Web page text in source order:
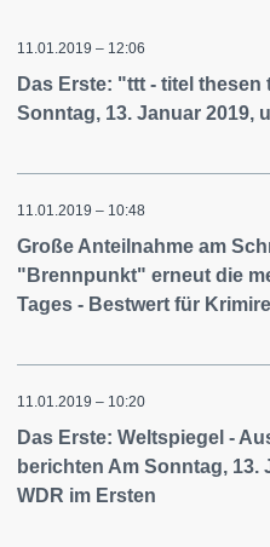
11.01.2019 – 12:06
Das Erste: "ttt - titel thesen
Sonntag, 13. Januar 2019,
11.01.2019 – 10:48
Große Anteilnahme am
"Brennpunkt" erneut die
Tages - Bestwert für
11.01.2019 – 10:20
Das Erste: Weltspiegel -
berichten Am Sonntag, 13.
WDR im Ersten